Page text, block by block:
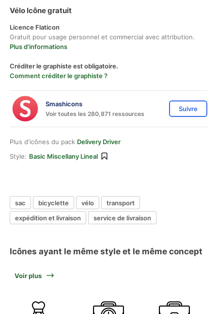
Vélo Icône gratuit
Licence Flaticon
Gratuit pour usage personnel et commercial avec attribution.
Plus d'informations
Créditer le graphiste est obligatoire.
Comment créditer le graphiste ?
Smashicons
Voir toutes les 280,871 ressources
Suivre
Plus d'icônes du pack Delivery Driver
Style: Basic Miscellany Lineal
sac bicyclette vélo
transport
expédition et livraison
service de livraison
Icônes ayant le même style et le même concept
Voir plus